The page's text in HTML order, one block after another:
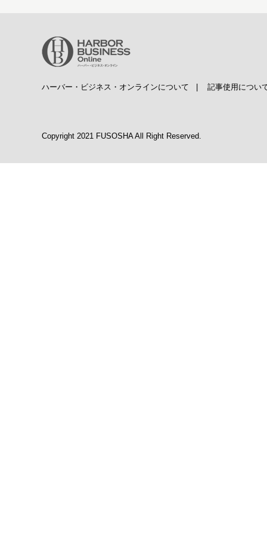
ハーバー・ビジネス・オンラインについて 記事使用につい
Copyright 2021 FUSOSHA All Right Reserved.